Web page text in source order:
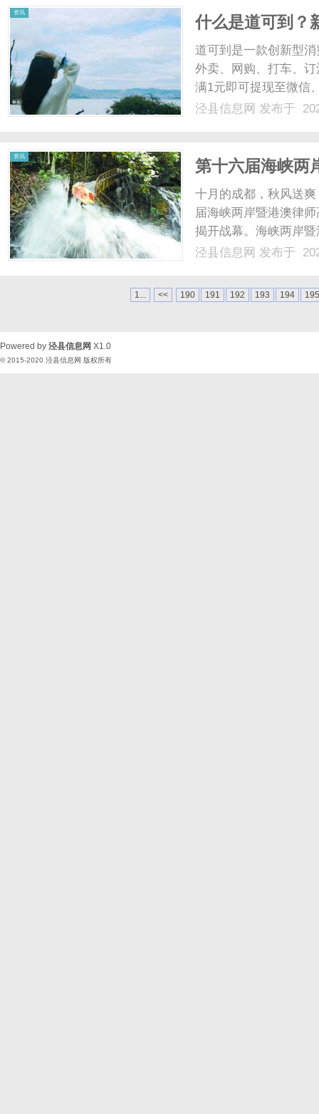
资讯
什么是道可到？
道可到是一款创新型
外卖、网购、打车、
满1元即可提现至微信
三部曲：跳转合作平
泾县信息网 发布于
资讯
第十六届海峡两
十月的成都，秋风送
届海峡两岸暨港澳律
揭开战幕。海峡两岸
港、澳门地区律师中
每一次挥杆，每一种
泾县信息网 发布于
1... << 190 191 192 193 194 195
Powered by 泾县信息网 X1.0
© 2015-2020 泾县信息网 版权所有